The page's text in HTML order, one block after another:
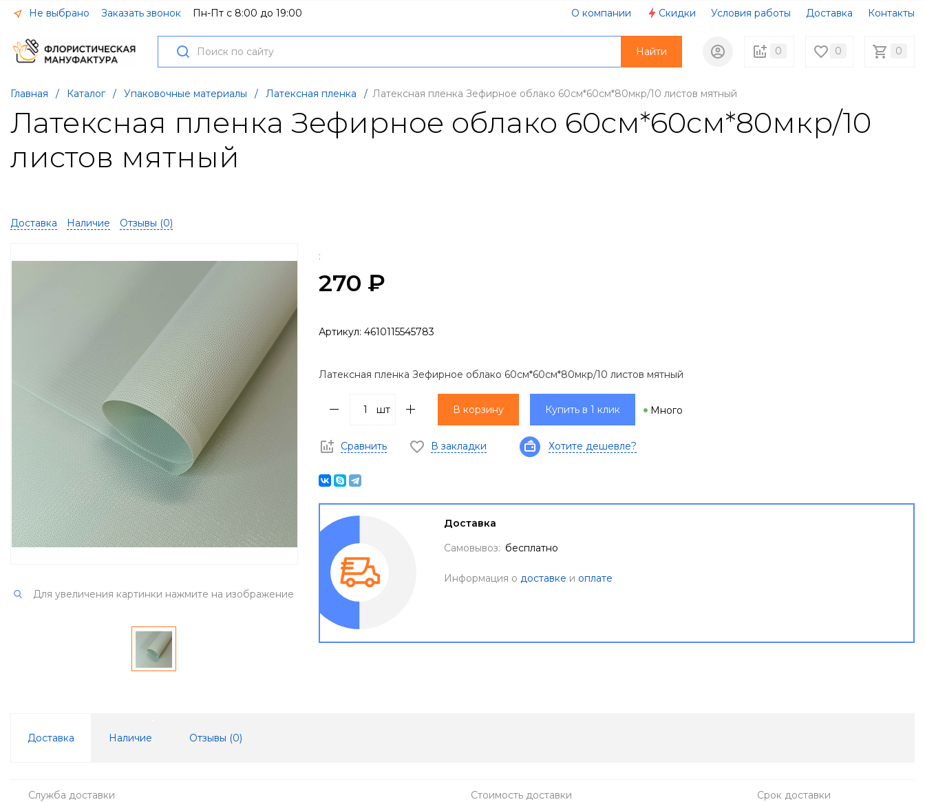
Не выбрано Заказать звонок Пн-Пт с 8:00 до 19:00 О компании Скидки Условия работы Доставка Контакты
0 0 0
Найти
Главная / Каталог / Упаковочные материалы / Латексная пленка / Латексная пленка Зефирное облако 60см*60см*80мкр/10 листов мятный
Латексная пленка Зефирное облако 60см*60см*80мкр/10
листов мятный
Доставка Наличие Отзывы (0)
Для увеличения картинки нажмите на изображение
:
270 ₽
Артикул: 4610115545783
Латексная пленка Зефирное облако 60см*60см*80мкр/10 листов мятный
шт В корзину Купить в 1 клик Много
Сравнить В закладки Хотите дешевле?
Доставка
Самовывоз: бесплатно
Информация о доставке и оплате
Доставка Наличие Отзывы (0)
Служба доставки Стоимость доставки Срок доставки